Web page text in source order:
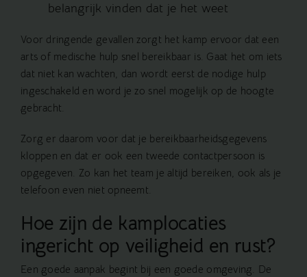
belangrijk vinden dat je het weet
Voor dringende gevallen zorgt het kamp ervoor dat een
arts of medische hulp snel bereikbaar is. Gaat het om iets
dat niet kan wachten, dan wordt eerst de nodige hulp
ingeschakeld en word je zo snel mogelijk op de hoogte
gebracht.
Zorg er daarom voor dat je bereikbaarheidsgegevens
kloppen en dat er ook een tweede contactpersoon is
opgegeven. Zo kan het team je altijd bereiken, ook als je
telefoon even niet opneemt.
Hoe zijn de kamplocaties
ingericht op veiligheid en rust?
Een goede aanpak begint bij een goede omgeving. De